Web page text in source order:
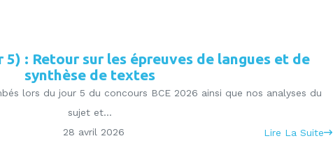
5) : Retour sur les épreuves de langues et de
synthèse de textes
lors du jour 5 du concours BCE 2026 ainsi que nos analyses du
sujet et...
28 avril 2026 Lire La Suite